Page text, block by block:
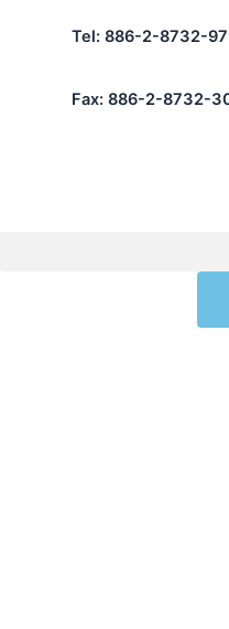
Tel: 886-2-8732-
Fax: 886-2-8732-